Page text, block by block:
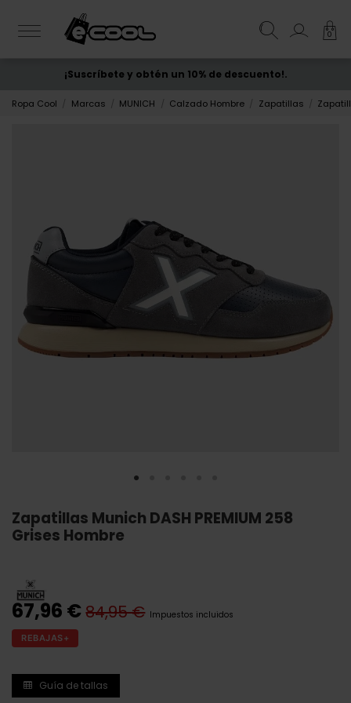
0
ENVÍO GRATIS desde 50€
¡Suscríbete y obtén un 10% de descuento!.
Ropa Cool Marcas MUNICH Calzado Hombre Zapatillas
Zapatillas Munich DASH PREMIUM 258
Grises Hombre
67,96 €84,95 € Impuestos incluidos
REBAJAS+
Guía de tallas